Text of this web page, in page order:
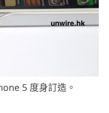
5 度身訂造。